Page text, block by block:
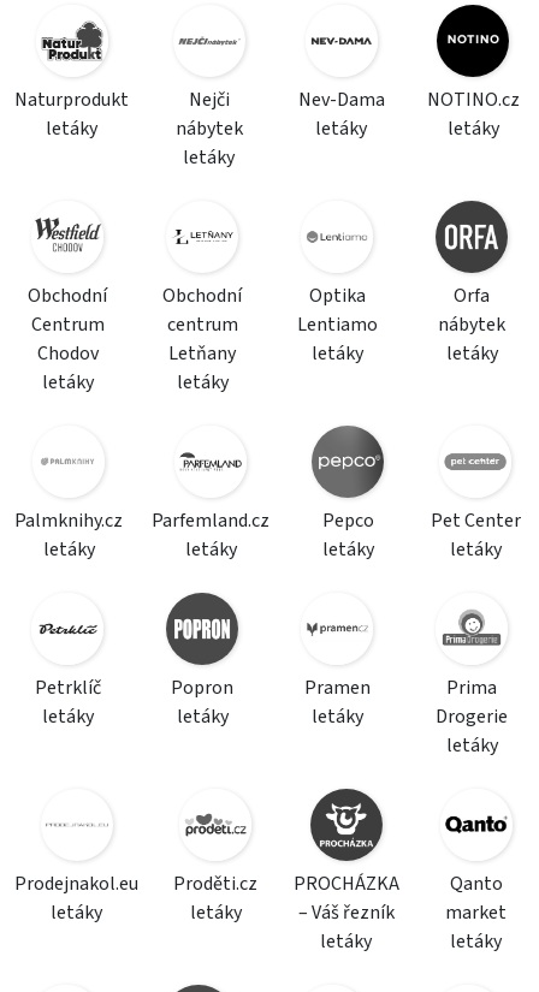
Naturprodukt
letáky
Nejči
nábytek
letáky
Nev-Dama
letáky
NOTINO.cz
letáky
Obchodní
Centrum
Chodov
letáky
Obchodní
centrum
Letňany
letáky
Optika
Lentiamo
letáky
Orfa
nábytek
letáky
Palmknihy.cz
letáky
Parfemland.cz
letáky
Pepco
letáky
Pet Center
letáky
Petrklíč
letáky
Popron
letáky
Pramen
letáky
Prima
Drogerie
letáky
Prodejnakol.eu
letáky
Proděti.cz
letáky
PROCHÁZKA
– Váš řezník
letáky
Qanto
market
letáky